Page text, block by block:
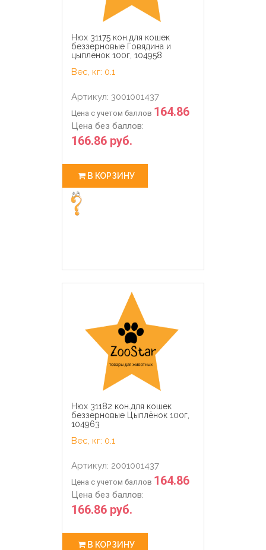
Нюх 31175 кон.для кошек
беззерновые Говядина и
цыплёнок 100г, 104958
Вес, кг: 0.1
Артикул: 3001001437
Цена с учетом баллов 164.86
Цена без баллов:
166.86 руб.
В КОРЗИНУ
Нюх 31182 кон.для кошек
беззерновые Цыплёнок 100г,
104963
Вес, кг: 0.1
Артикул: 2001001437
Цена с учетом баллов 164.86
Цена без баллов:
166.86 руб.
В КОРЗИНУ